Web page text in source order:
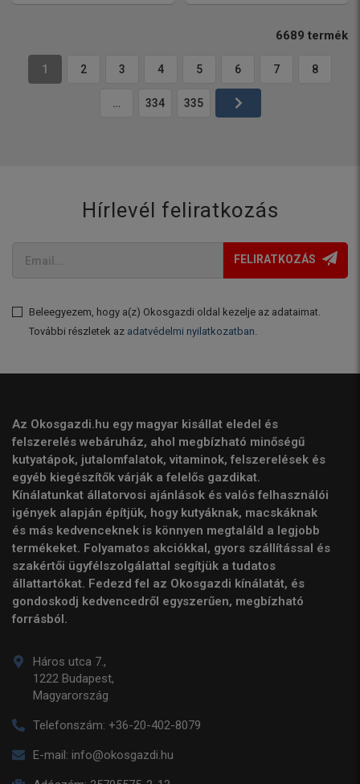
6689 termék
1 2 3 4 5 6 7 8
… 334 335
Hírlevél feliratkozás
FELIRATKOZÁS
Beleegyezem, hogy a(z) Okosgazdi oldal kezelje az adataimat.
További részletek az adatvédelmi nyilatkozatban.
Az Okosgazdi.hu egy magyar kisállat eledel és
felszerelés webáruház, ahol megbízható minőségű
kutyatápok, jutalomfalatok, vitaminok, felszerelések és
egyéb kiegészítők várják a felelős gazdikat.
Kínálatunkat állatorvosi ajánlások és valós felhasználói
igények alapján építjük, hogy kutyáknak, macskáknak
és más kedvenceknek is könnyen megtaláld a legjobb
termékeket. Folyamatos akciókkal, gyors szállítással és
szakértői ügyfélszolgálattal segítjük a tudatos
állattartókat. Fedezd fel az Okosgazdi kínálatát, és
gondoskodj kedvencedről egyszerűen, megbízható
forrásból.
Háros utca 7.,
1222 Budapest,
Magyarország
Telefonszám: +36-20-402-8079
E-mail: info@okosgazdi.hu